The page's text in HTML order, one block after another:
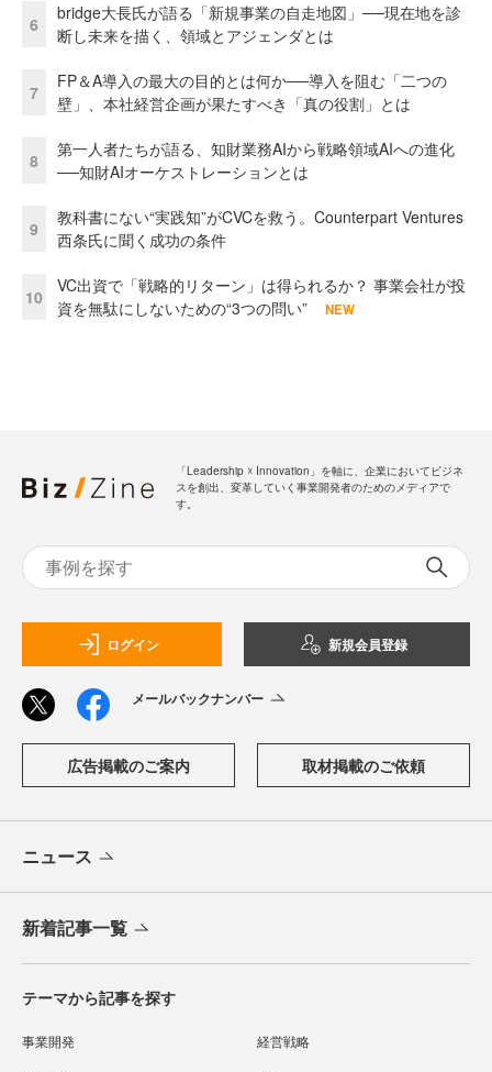
6
bridge大長氏が語る「新規事業の自走地図」──現在地を診
断し未来を描く、領域とアジェンダとは
7
FP＆A導入の最大の目的とは何か──導入を阻む「二つの
壁」、本社経営企画が果たすべき「真の役割」とは
8
第一人者たちが語る、知財業務AIから戦略領域AIへの進化
──知財AIオーケストレーションとは
9
教科書にない“実践知”がCVCを救う。Counterpart Ventures
西条氏に聞く成功の条件
10
VC出資で「戦略的リターン」は得られるか？ 事業会社が投
資を無駄にしないための“3つの問い”
NEW
「Leadership ☓ Innovation」を軸に、企業においてビジネ
スを創出、変革していく事業開発者のためのメディアで
す。
ログイン 新規会員登録
メールバックナンバー
広告掲載のご案内 取材掲載のご依頼
ニュース
新着記事一覧
テーマから記事を探す
事業開発 経営戦略